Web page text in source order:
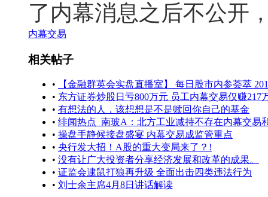
了内幕消息之后不公开
内幕交易
相关帖子
•
【金融群英会实盘直播室】 每日股市内参荟萃
• 东方证券炒股日亏800万元 员工内幕交易仅赚217
• 有想法的人，该想想是不是赎回你自己的基金
• 绯闻热点_南玻A：北方工业减持不存在内幕交易
• 操盘手静候接盘盛宴 内幕交易成监管重点
• 央行发大招！A股的重大变局来了？!
• 没有让广大投资者分享经济发展和改革的成果。
• 证监会逮鼠打狼再升级 全面出击四类违法行为
• 刘士余主席4月8日讲话解读